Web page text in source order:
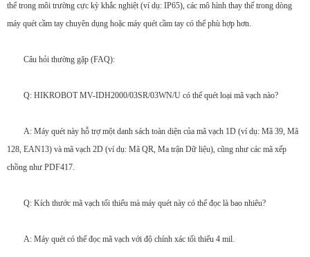
thể trong môi trường cực kỳ khắc nghiệt (ví dụ: IP65), các mô hình thay thế trong dòng
máy quét cầm tay chuyên dụng hoặc máy quét cầm tay có thể phù hợp hơn.
Câu hỏi thường gặp (FAQ):
Q: HIKROBOT MV-IDH2000/03SR/03WN/U có thể quét loại mã vạch nào?
A: Máy quét này hỗ trợ một danh sách toàn diện của mã vạch 1D (ví dụ: Mã 39, Mã
128, EAN13) và mã vạch 2D (ví dụ: Mã QR, Ma trận Dữ liệu), cũng như các mã xếp
chồng như PDF417.
Q: Kích thước mã vạch tối thiểu mà máy quét này có thể đọc là bao nhiêu?
A: Máy quét có thể đọc mã vạch với độ chính xác tối thiểu 4 mil.